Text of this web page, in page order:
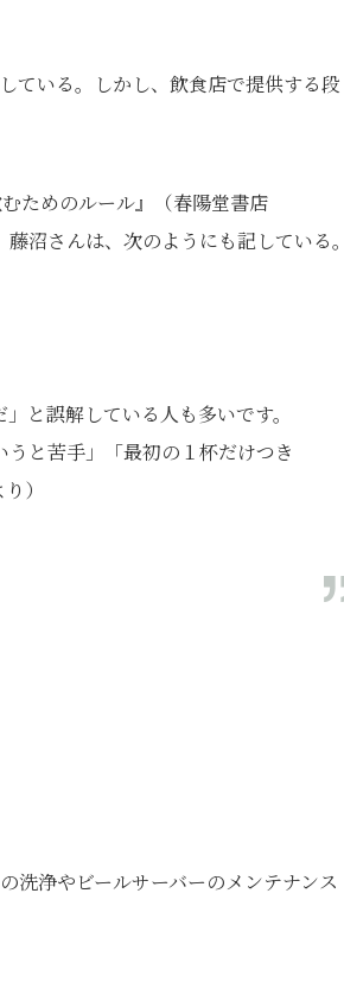
ている。しかし、飲食店で提供する段
ためのルール』（春陽堂書店
藤沼さんは、次のようにも記している。
と誤解している人も多いです。
と苦手」「最初の１杯だけつき
）
洗浄やビールサーバーのメンテナンス